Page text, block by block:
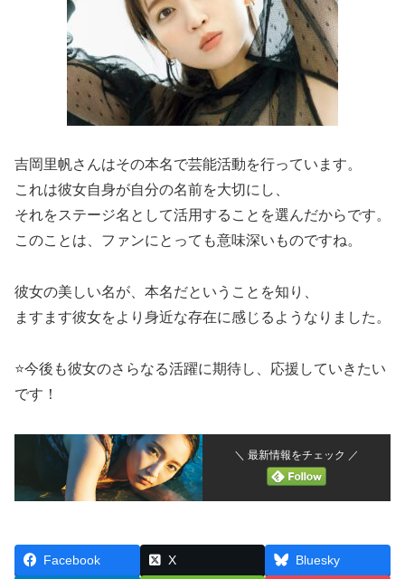
吉岡里帆さんはその本名で芸能活動を行っています。
これは彼女自身が自分の名前を大切にし、
それをステージ名として活用することを選んだからです。
このことは、ファンにとっても意味深いものですね。
彼女の美しい名が、本名だということを知り、
ますます彼女をより身近な存在に感じるようなりました。
⭐️今後も彼女のさらなる活躍に期待し、応援していきたい
です！
＼ 最新情報をチェック ／
Facebook X Bluesky